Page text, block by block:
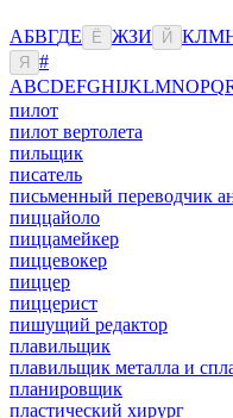
АБВГДЕ Ё ЖЗИ Й КЛМ
Я
#
ABCDEFGHIJKLMNOPQ
пилот
пилот вертолета
пильщик
писатель
письменный переводчик
пиццайоло
пиццамейкер
пиццевокер
пиццер
пиццерист
пишущий редактор
плавильщик
плавильщик металла и
планировщик
пластический хирург